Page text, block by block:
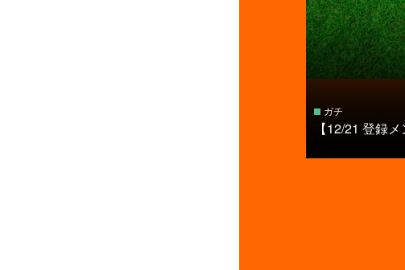
ガチ
【12/21 登録